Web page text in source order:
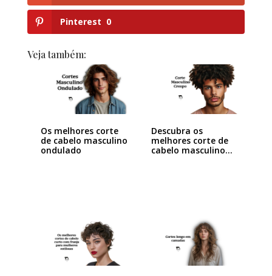
Pinterest 0
Veja também:
Os melhores corte
de cabelo masculino
ondulado
Descubra os
melhores corte de
cabelo masculino…